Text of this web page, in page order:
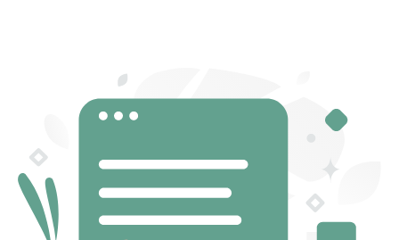
Lost password?